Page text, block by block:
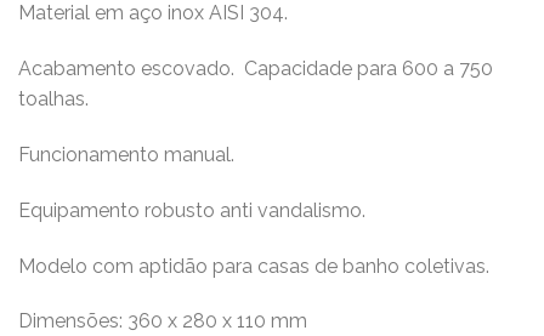
Material em aço inox AISI 304.
Acabamento escovado. Capacidade para 600 a 750
toalhas.
Funcionamento manual.
Equipamento robusto anti vandalismo.
Modelo com aptidão para casas de banho coletivas.
Dimensões: 360 x 280 x 110 mm